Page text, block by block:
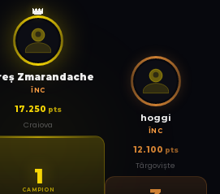
👑
Zmarandache
ÎNC
17.250 pts
Craiova
1
CAMPION
hoggi
ÎNC
12.100 pts
Târgoviște